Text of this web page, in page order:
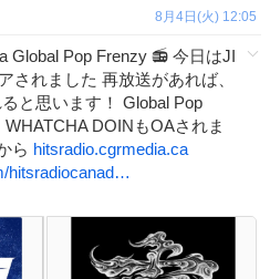
8月4日(火) 12:05
Pop Frenzy 📻 今日はJI
されました 再放送があれば、
と思います！ Global Pop
DOINもOAされま
ら hitsradio.cgrmedia.ca
hitsradiocanad…